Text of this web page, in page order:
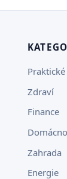
Praktické
Zdraví
Finance
Zahrada
Energie